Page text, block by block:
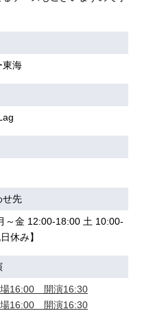
東海
せ先
～金 12:00-18:00 土 10:00-
休み】
場16:00 開演16:30
場16:00 開演16:30